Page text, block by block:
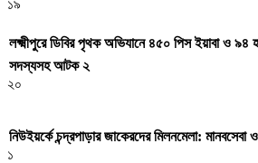
১৯
লক্ষ্মীপুরে ডিবির পৃথক অভিযানে ৪৫০ পিস ইয়াবা ও ৯৪
সদস্যসহ আটক ২
২০
নিউইয়র্কে চন্দ্রপাড়ার জাকেরদের মিলনমেলা:
১